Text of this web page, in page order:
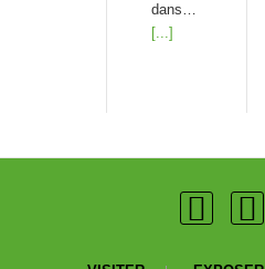
dans…
[...]